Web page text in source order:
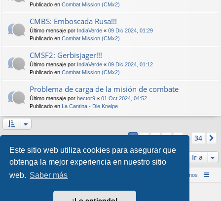
Este sitio web utiliza cookies para asegurar que
obtenga la mejor experiencia en nuestro sitio
web. Saber más
Publicado en Combat Mission (CMx2)
CMBS: Emboscada Rusa!!!
Último mensaje por IndiaVerde « 09 Dic 2024, 01:29
Publicado en Combat Mission (CMx2)
CMSF2: Gerbisjager!!!
Último mensaje por IndiaVerde « 09 Dic 2024, 01:12
Publicado en Combat Mission (CMx2)
Problema de carga de la misión de combate
Último mensaje por hector9 « 01 Oct 2024, 04:52
Publicado en La Cantina - Die Kneipe
Página1de34
1 2 3 4 5 … 34
Ir a
Inicio (Web) Foro Punta de Lanza Wargames Contáctenos
Desarrollado porphpBB® Forum Software © phpBB Limited